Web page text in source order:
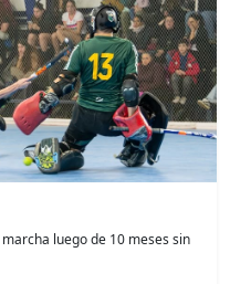
luego de 10 meses sin